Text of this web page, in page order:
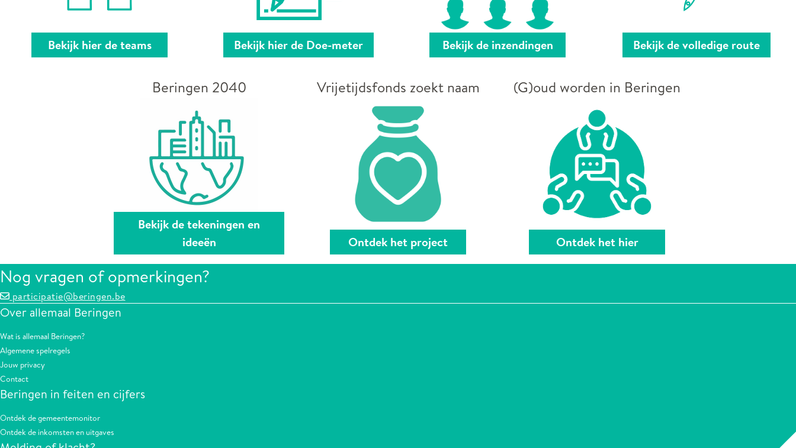
Bekijk hier de teams Bekijk hier de Doe-meter Bekijk de inzendingen Bekijk de volledige route
Beringen 2040
Bekijk de tekeningen en
ideeën
Vrijetijdsfonds zoekt naam
Ontdek het project
(G)oud worden in Beringen
Ontdek het hier
Nog vragen of opmerkingen?
participatie@beringen.be
Over allemaal Beringen
Wat is allemaal Beringen?
Algemene spelregels
Jouw privacy
Contact
Beringen in feiten en cijfers
Ontdek de gemeentemonitor
Ontdek de inkomsten en uitgaves